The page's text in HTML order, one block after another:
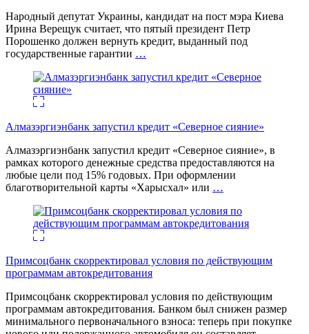
Народный депутат Украины, кандидат на пост мэра Киева
Ирина Верещук считает, что пятый президент Петр
Порошенко должен вернуть кредит, выданный под
государственные гарантии …
Алмазэргиэнбанк запустил кредит «Северное сияние»
Алмазэргиэнбанк запустил кредит «Северное сияние», в
рамках которого денежные средства предоставляются на
любые цели под 15% годовых. При оформлении
благотворительной карты «Харысхал» или …
Примсоцбанк скорректировал условия по действующим
программам автокредитования
Примсоцбанк скорректировал условия по действующим
программам автокредитования. Банком был снижен размер
минимального первоначального взноса: теперь при покупке